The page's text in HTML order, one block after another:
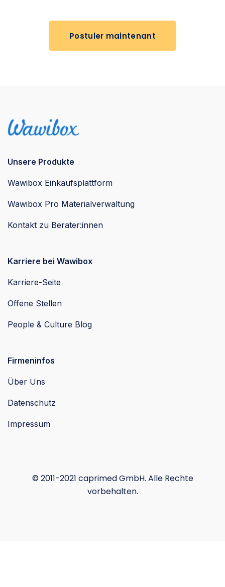
Postuler maintenant
Unsere Produkte
Wawibox Einkaufsplattform
Wawibox Pro Materialverwaltung
Kontakt zu Berater:innen
Karriere bei Wawibox
Karriere-Seite
Offene Stellen
People & Culture Blog
Firmeninfos
Über Uns
Datenschutz
Impressum
© 2011-2021 caprimed GmbH. Alle Rechte
vorbehalten.